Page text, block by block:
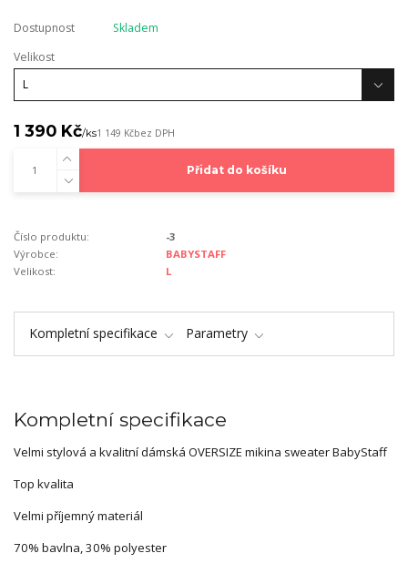
Dostupnost
Skladem
Velikost
1 390 Kč/ks1 149 Kčbez DPH
Přidat do košíku
Číslo produktu:
-3
Výrobce:
BABYSTAFF
Velikost:
L
Kompletní specifikace Parametry
Kompletní specifikace
Velmi stylová a kvalitní dámská OVERSIZE mikina sweater BabyStaff
Top kvalita
Velmi příjemný materiál
70% bavlna, 30% polyester